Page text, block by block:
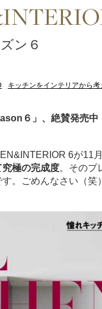
ン６
キッチンをインテリアから考
６」、絶賛発売中
6が11
極の完成度。そのプ
。ごめんなさい（笑